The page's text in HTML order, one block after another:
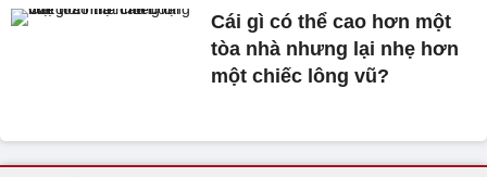
Cái gì có thể cao hơn một
tòa nhà nhưng lại nhẹ hơn
một chiếc lông vũ?